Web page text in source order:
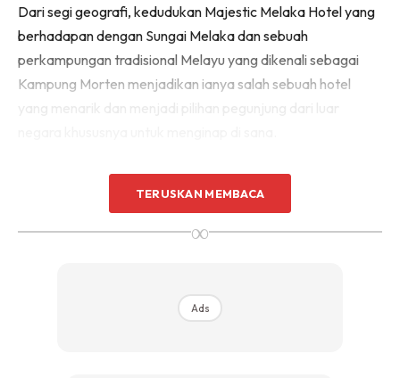
Sentuhan Midas penuh kemewahan dan elegant
untuk kediaman anda.
Rahsia dari IMPIANA, download sekarang di
Dari segi geografi, kedudukan Majestic Melaka Hotel yang
berhadapan dengan Sungai Melaka dan sebuah
perkampungan tradisional Melayu yang dikenali sebagai
Kampung Morten menjadikan ianya salah sebuah hotel
TERUSKAN MEMBACA
∞
Ads